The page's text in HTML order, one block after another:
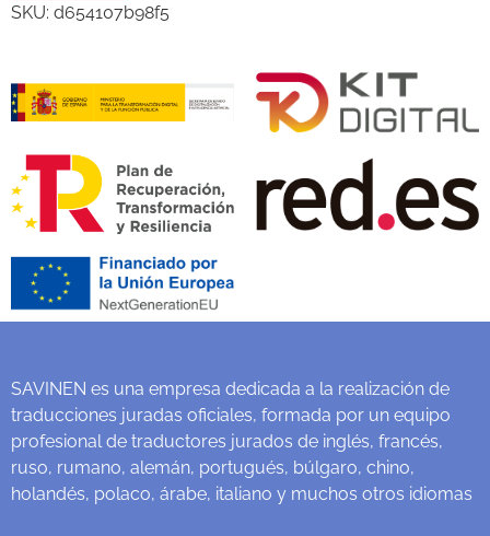
SKU: d654107b98f5
SAVINEN es una empresa dedicada a la realización de
traducciones juradas oficiales, formada por un equipo
profesional de traductores jurados de inglés, francés,
ruso, rumano, alemán, portugués, búlgaro, chino,
holandés, polaco, árabe, italiano y muchos otros idiomas